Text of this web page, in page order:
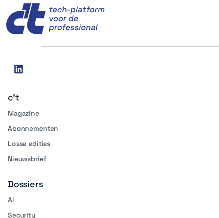
Social
linkedin
c't
Magazine
Abonnementen
Losse edities
Nieuwsbrief
Dossiers
AI
Security